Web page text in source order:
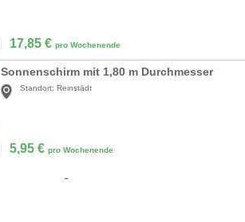
17,85 € pro Wochenende
Sonnenschirm mit 1,80 m Durchmesser
Standort: Reinstädt
5,95 € pro Wochenende